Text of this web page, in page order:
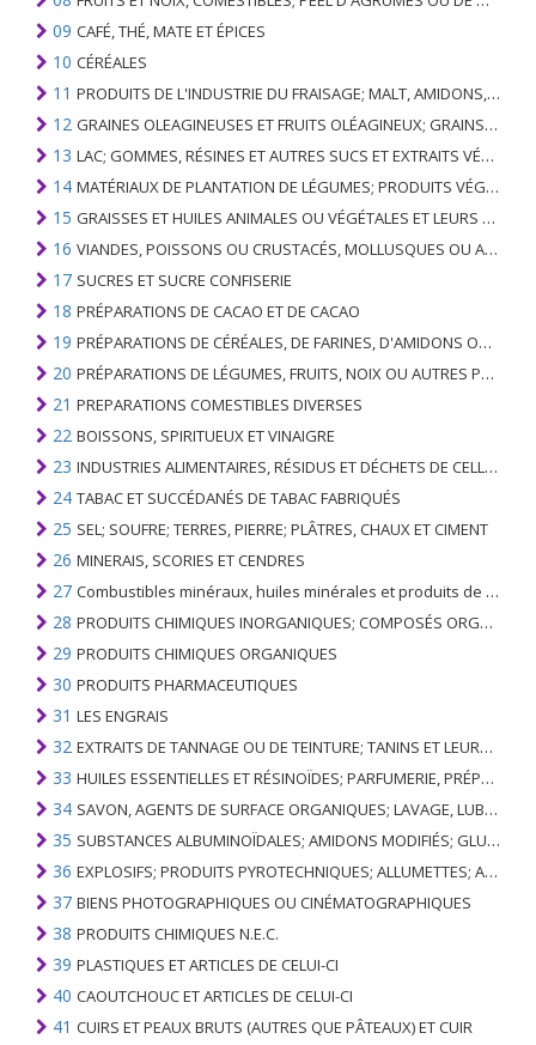
09 CAFÉ, THÉ, MATE ET ÉPICES
10 CÉRÉALES
11 PRODUITS DE L'INDUSTRIE DU FRAISAGE; MALT, AMIDONS, INULINE, GLUTEN DE BLÉ
12 GRAINES OLEAGINEUSES ET FRUITS OLÉAGINEUX; GRAINS DIVERS, GRAINES ET FRUITS, PLANTES INDUSTRIELLES OU MÉDICINALES; PAILLE ET FOURRAGE
13 LAC; GOMMES, RÉSINES ET AUTRES SUCS ET EXTRAITS VÉGÉTAUX
14 MATÉRIAUX DE PLANTATION DE LÉGUMES; PRODUITS VÉGÉTAUX NON DÉNOMMÉS NI COMPRIS AILLEURS
15 GRAISSES ET HUILES ANIMALES OU VÉGÉTALES ET LEURS PRODUITS DE CLIVAGE; GRAISSES ANIMALES PRÉPARÉES; CIRES ANIMALES OU VÉGÉTALES
16 VIANDES, POISSONS OU CRUSTACÉS, MOLLUSQUES OU AUTRES INVERTÉBRÉS AQUATIQUES; PRÉPARATIONS DE CELLES-CI
17 SUCRES ET SUCRE CONFISERIE
18 PRÉPARATIONS DE CACAO ET DE CACAO
19 PRÉPARATIONS DE CÉRÉALES, DE FARINES, D'AMIDONS OU DE LAIT; PRODUITS DE PATISSERIE
20 PRÉPARATIONS DE LÉGUMES, FRUITS, NOIX OU AUTRES PARTIES DE PLANTES
21 PREPARATIONS COMESTIBLES DIVERSES
22 BOISSONS, SPIRITUEUX ET VINAIGRE
23 INDUSTRIES ALIMENTAIRES, RÉSIDUS ET DÉCHETS DE CELLES-CI; FOURRAGE ANIMAL PRÉPARÉ
24 TABAC ET SUCCÉDANÉS DE TABAC FABRIQUÉS
25 SEL; SOUFRE; TERRES, PIERRE; PLÂTRES, CHAUX ET CIMENT
26 MINERAIS, SCORIES ET CENDRES
27 Combustibles minéraux, huiles minérales et produits de leur distillation; SUBSTANCES BITUMINEUSES; CIRES MINÉRALES
28 PRODUITS CHIMIQUES INORGANIQUES; COMPOSÉS ORGANIQUES ET INORGANIQUES DE MÉTAUX PRÉCIEUX; DE MÉTAUX DES TERRES RARES, D'ÉLÉMENTS RADIOACTIFS ET D'ISOTOPES
29 PRODUITS CHIMIQUES ORGANIQUES
30 PRODUITS PHARMACEUTIQUES
31 LES ENGRAIS
32 EXTRAITS DE TANNAGE OU DE TEINTURE; TANINS ET LEURS DERIVES; COLORANTS, PIGMENTS ET AUTRES MATIERES COLORANTES; PEINTURES, VERNIS; MASTIC, AUTRES MASTIQUES; ENCRES
33 HUILES ESSENTIELLES ET RÉSINOÏDES; PARFUMERIE, PRÉPARATIONS COSMÉTIQUES OU DE TOILETTE
34 SAVON, AGENTS DE SURFACE ORGANIQUES; LAVAGE, LUBRIFICATION, POLISSAGE OU PRÉPARATION À L'ÉPURATION; CIRES ARTIFICIELLES OU PRÉPARÉES, BOUGIES ET ARTICLES SIMILAIRES, PÂTES À MODÉLISER, CIRES DENTAIRES ET PRÉPARATIONS DENTAIRES À BASE DE PLÂTRE
35 SUBSTANCES ALBUMINOÏDALES; AMIDONS MODIFIÉS; GLUES; ENZYMES
36 EXPLOSIFS; PRODUITS PYROTECHNIQUES; ALLUMETTES; ALLIAGES PYROPHORIQUES; CERTAINES PRÉPARATIONS COMBUSTIBLES
37 BIENS PHOTOGRAPHIQUES OU CINÉMATOGRAPHIQUES
38 PRODUITS CHIMIQUES N.E.C.
39 PLASTIQUES ET ARTICLES DE CELUI-CI
40 CAOUTCHOUC ET ARTICLES DE CELUI-CI
41 CUIRS ET PEAUX BRUTS (AUTRES QUE PÂTEAUX) ET CUIR